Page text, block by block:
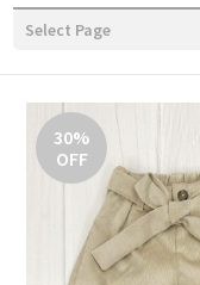
Select Page
30%
OFF